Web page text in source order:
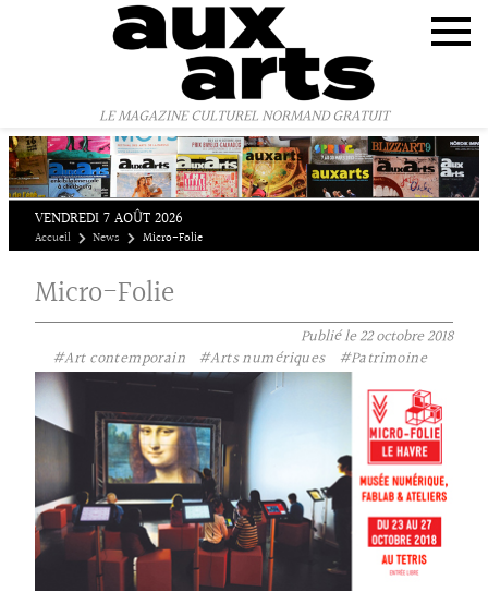
LE MAGAZINE CULTUREL NORMAND GRATUIT
VENDREDI 7 AOÛT 2026
Accueil News Micro-Folie
Micro-Folie
Publié le22 octobre 2018
#Art contemporain
#Arts numériques #Patrimoine
Panneau de gestion des cookies